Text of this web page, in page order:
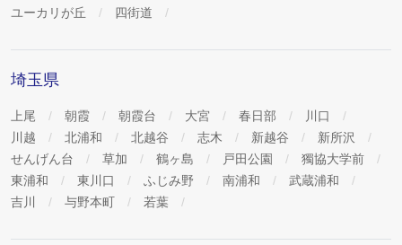
ユーカリが丘
四街道
埼玉県
上尾 朝霞 朝霞台 大宮 春日部
川口
川越
北浦和 北越谷 志木 新越谷
新所沢
せんげん台
草加 鶴ヶ島 戸田公園
獨協大学前
東浦和
東川口 ふじみ野 南浦和
武蔵浦和
吉川
与野本町 若葉